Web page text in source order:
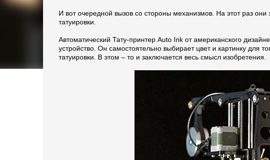
И вот очередной вызов со стороны механизмов. На этот раз
татуировки.
Автоматический Тату-принтер Auto Ink от американского
устройство. Он самостоятельно выбирает цвет и картинку для
татуировки. В этом – то и заключается весь смысл изобретения.